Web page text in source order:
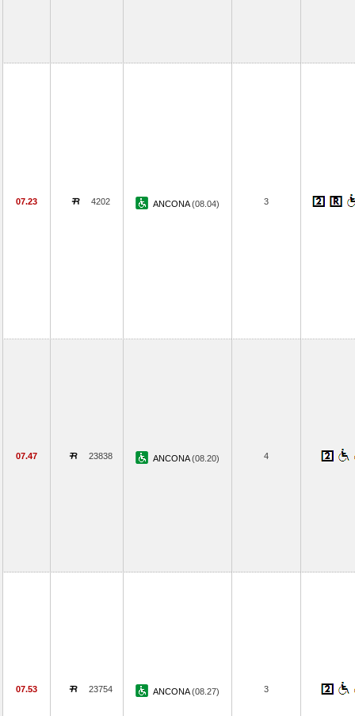
07.23 4202 ANCONA(08.04) 3
07.47 23838 ANCONA(08.20) 4
07.53 23754 ANCONA(08.27) 3